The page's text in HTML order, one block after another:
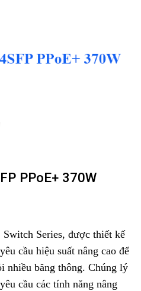
PPoE+ 370W
Series, được thiết kế
cầu hiệu suất nâng cao để
nhiều băng thông. Chúng lý
cầu các tính năng nâng